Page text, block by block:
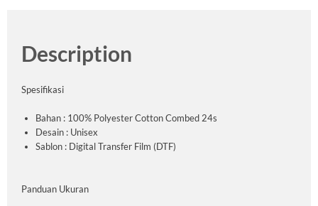
Description
Spesifikasi
Bahan : 100% Polyester Cotton Combed 24s
Desain : Unisex
Sablon : Digital Transfer Film (DTF)
Panduan Ukuran